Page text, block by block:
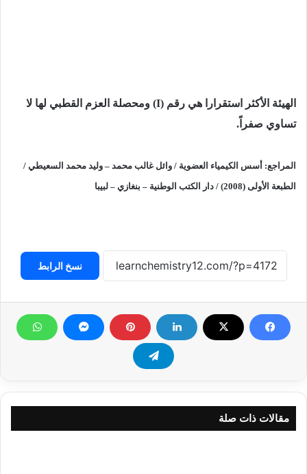
الهيئة الأكثر استقرارا هي رقم (I) ومحصلة العزم القطبي لها لا
تساوي صفراً.
المراجع: أسس الكيمياء العضوية / وائل غالب محمد – وليد محمد السعيطي /
الطبعة الأولى (2008) / دار الكتب الوطنية – بنغازي – لبيبا
نسخ الرابط
مقالات ذات صلة